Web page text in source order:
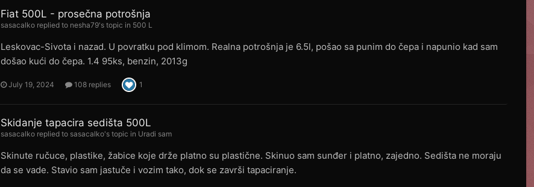
Fiat 500L - prosečna potrošnja
sasacalko replied to nesha79's topic in 500 L
Leskovac-Sivota i nazad. U povratku pod klimom. Realna potrošnja je 6.5l, pošao sa punim do čepa i napunio kad sam
došao kući do čepa. 1.4 95ks, benzin, 2013g
July 19, 2024 108 replies 1
Skidanje tapacira sedišta 500L
sasacalko replied to sasacalko's topic in Uradi sam
Skinute ručuce, plastike, žabice koje drže platno su plastične. Skinuo sam sunđer i platno, zajedno. Sedišta ne moraju
da se vade. Stavio sam jastuče i vozim tako, dok se završi tapaciranje.